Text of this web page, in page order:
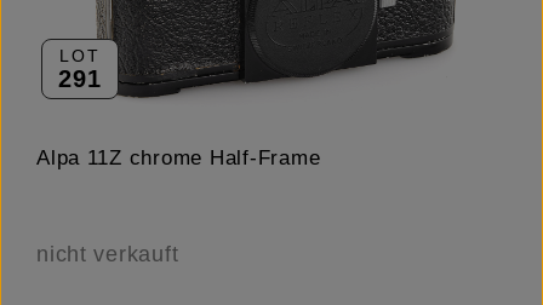
LOT
291
Alpa 11Z chrome Half-Frame
nicht verkauft